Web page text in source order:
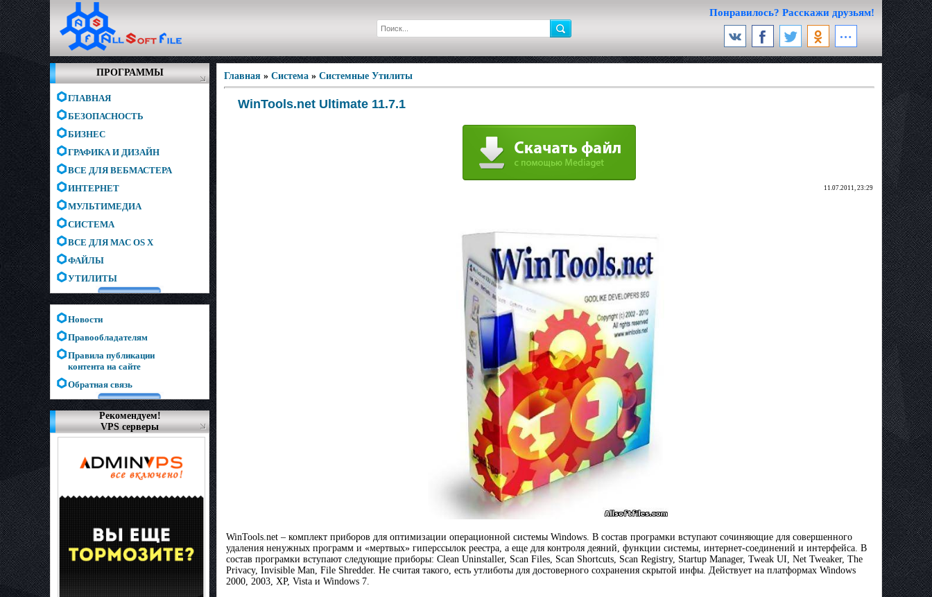
Понравилось? Расскажи друзьям!
ПРОГРАММЫ
ГЛАВНАЯ
БЕЗОПАСНОСТЬ
БИЗНЕС
ГРАФИКА И ДИЗАЙН
ВСЕ ДЛЯ ВЕБМАСТЕРА
ИНТЕРНЕТ
МУЛЬТИМЕДИА
СИСТЕМА
ВСЕ ДЛЯ MAC OS X
ФАЙЛЫ
УТИЛИТЫ
Новости
Правообладателям
Правила публикации
контента на сайте
Обратная связь
Рекомендуем!
VPS серверы
Главная » Система » Системные Утилиты
WinTools.net Ultimate 11.7.1
11.07.2011, 23:29
WinTools.net – комплект приборов для оптимизации операционной системы Windows. В состав програмки вступают сочиняющие для совершенного
удаления ненужных программ и «мертвых» гиперссылок реестра, а еще для контроля деяний, функции системы, интернет-соединений и интерфейса. В
состав програмки вступают следующие приборы: Clean Uninstaller, Scan Files, Scan Shortcuts, Scan Registry, Startup Manager, Tweak UI, Net Tweaker, The
Privacy, Invisible Man, File Shredder. Не считая такого, есть утлиботы для достоверного сохранения скрытой инфы. Действует на платформах Windows
2000, 2003, XP, Vista и Windows 7.